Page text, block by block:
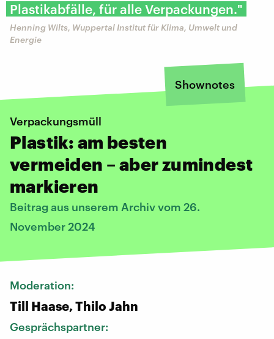
Plastikabfälle, für alle Verpackungen."
Henning Wilts, Wuppertal Institut für Klima, Umwelt und
Energie
Shownotes
Verpackungsmüll
Plastik: am besten
vermeiden – aber zumindest
markieren
Beitrag aus unserem Archiv vom 26.
November 2024
Moderation:
Till Haase, Thilo Jahn
Gesprächspartner: